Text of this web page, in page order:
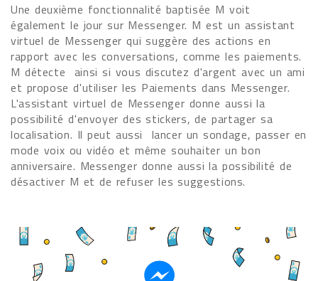
Une deuxième fonctionnalité baptisée M voit
également le jour sur Messenger. M est un assistant
virtuel de Messenger qui suggère des actions en
rapport avec les conversations, comme les paiements.
M détecte ainsi si vous discutez d'argent avec un ami
et propose d'utiliser les Paiements dans Messenger.
L'assistant virtuel de Messenger donne aussi la
possibilité d'envoyer des stickers, de partager sa
localisation. Il peut aussi lancer un sondage, passer en
mode voix ou vidéo et même souhaiter un bon
anniversaire. Messenger donne aussi la possibilité de
désactiver M et de refuser les suggestions.